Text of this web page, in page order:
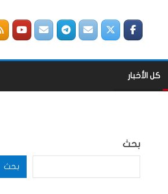
كل الأخبار
بحث
بحث